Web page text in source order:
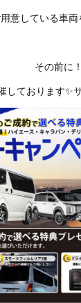
意している車両
その前に！
しております✨